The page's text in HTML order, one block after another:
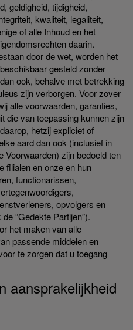
geldigheid, tijdigheid,
kwaliteit, legaliteit,
of alle Inhoud en het
daarin.
door de wet, worden het
gesteld zonder
ook, behalve met betrekking
zijn verborgen. Voor zover
alle voorwaarden, garanties,
die van toepassing kunnen zijn
hetzij expliciet of
aard dan ook (inclusief in
Voorwaarden) zijn bedoeld ten
filialen en onze en hun
functionarissen,
opvolgers en
“Gedekte Partijen”).
het maken van alle
passende middelen en
te zorgen dat u toegang
aansprakelijkheid